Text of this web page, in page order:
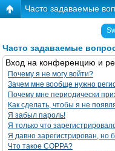
Часто задаваемые
Часто задаваемые
Вход на конференцию и
Почему я не могу войти?
Зачем мне вообще нужно
Почему мне периодически
Как сделать, чтобы я не
Я забыл пароль!
Я только что
Я давно зарегистрирован, но
Что такое COPPA?